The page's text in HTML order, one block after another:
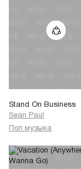
Stand On Business
Sean Paul
Поп музыка